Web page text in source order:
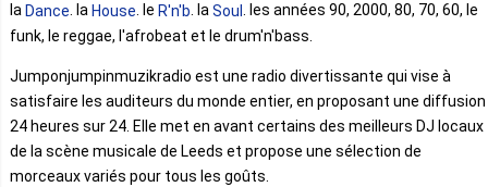
la Dance. la House. le R'n'b. laSoul . les années 90, 2000, 80, 70, 60, le
funk, le reggae, l'afrobeat et le drum'n'bass.
Jumponjumpinmuzikradio est une radio divertissante qui vise à
satisfaire les auditeurs du monde entier, en proposant une diffusion
24 heures sur 24. Elle met en avant certains des meilleurs DJ locaux
de la scène musicale de Leeds et propose une sélection de
morceaux variés pour tous les goûts.